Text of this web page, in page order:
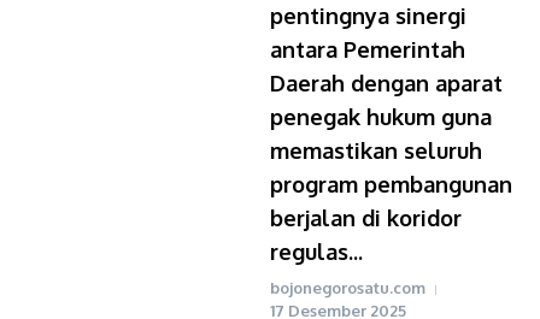
pentingnya sinergi
antara Pemerintah
Daerah dengan aparat
penegak hukum guna
memastikan seluruh
program pembangunan
berjalan di koridor
regulas...
bojonegorosatu.com
17 Desember 2025